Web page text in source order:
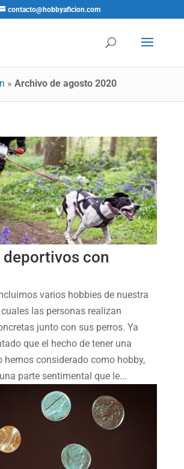
contacto@hobbyaficion.com
» Archivo de agosto 2020
deportivos con
varios hobbies de nuestra
las personas realizan
junto con sus perros. Ya
que el hecho de tener una
hemos considerado como hobby,
parte sentimental que le...